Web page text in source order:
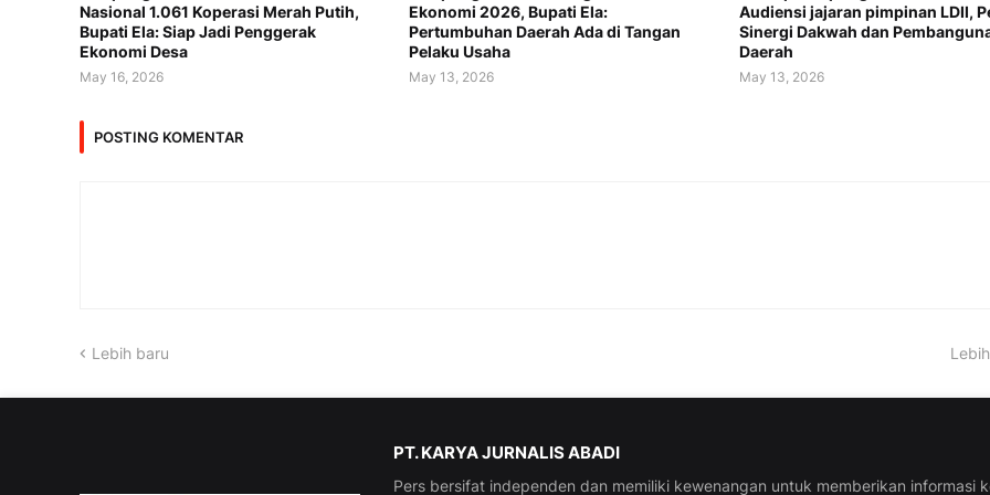
Nasional 1.061 Koperasi Merah Putih,
Bupati Ela: Siap Jadi Penggerak
Ekonomi Desa
May 16, 2026
Ekonomi 2026, Bupati Ela:
Pertumbuhan Daerah Ada di Tangan
Pelaku Usaha
May 13, 2026
Audiensi jajaran pimpinan LDII,
Sinergi Dakwah dan
Daerah
May 13, 2026
POSTING KOMENTAR
Lebih baru
PT. KARYA JURNALIS ABADI
Pers bersifat independen dan memiliki kewenangan untuk memberikan informasi